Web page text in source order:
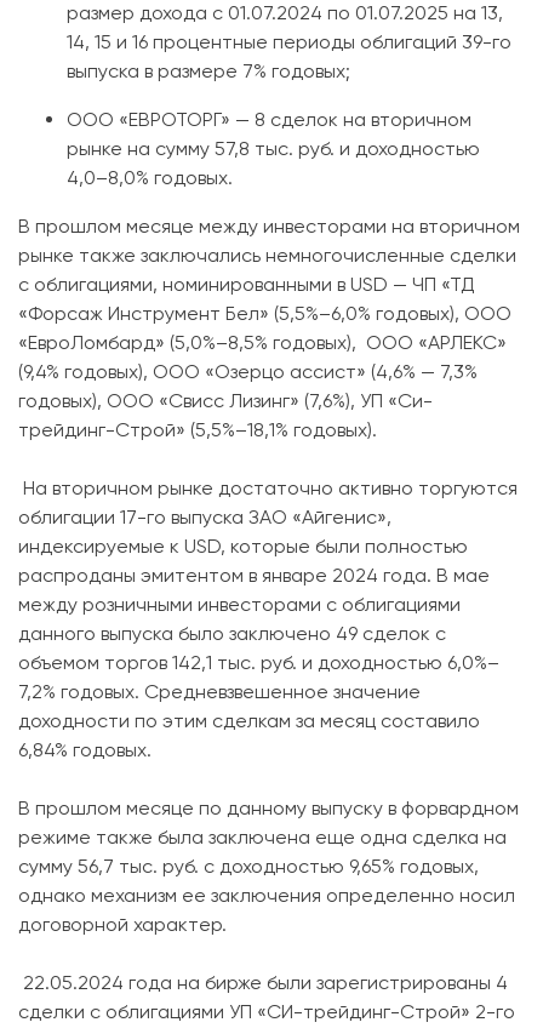
размер дохода с 01.07.2024 по 01.07.2025 на 13,
14, 15 и 16 процентные периоды облигаций 39-го
выпуска в размере 7% годовых;
ООО «ЕВРОТОРГ» — 8 сделок на вторичном
рынке на сумму 57,8 тыс. руб. и доходностью
4,0–8,0% годовых.
В прошлом месяце между инвесторами на вторичном
рынке также заключались немногочисленные сделки
с облигациями, номинированными в USD — ЧП «ТД
«Форсаж Инструмент Бел» (5,5%–6,0% годовых), ООО
«ЕвроЛомбард» (5,0%–8,5% годовых), ООО «АРЛЕКС»
(9,4% годовых), ООО «Озерцо ассист» (4,6% — 7,3%
годовых), ООО «Свисс Лизинг» (7,6%), УП «Си-
трейдинг-Строй» (5,5%–18,1% годовых).
На вторичном рынке достаточно активно торгуются
облигации 17-го выпуска ЗАО «Айгенис»,
индексируемые к USD, которые были полностью
распроданы эмитентом в январе 2024 года. В мае
между розничными инвесторами с облигациями
данного выпуска было заключено 49 сделок с
объемом торгов 142,1 тыс. руб. и доходностью 6,0%–
7,2% годовых. Средневзвешенное значение
доходности по этим сделкам за месяц составило
6,84% годовых.
В прошлом месяце по данному выпуску в форвардном
режиме также была заключена еще одна сделка на
сумму 56,7 тыс. руб. с доходностью 9,65% годовых,
однако механизм ее заключения определенно носил
договорной характер.
22.05.2024 года на бирже были зарегистрированы 4
сделки с облигациями УП «СИ-трейдинг-Строй» 2-го